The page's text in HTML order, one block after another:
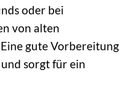
oder bei
von alten
gute Vorbereitung
sorgt für ein